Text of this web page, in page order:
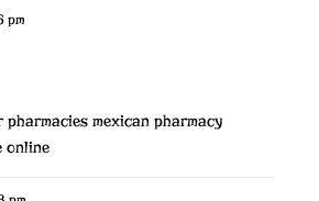
pm
pharmacies mexican pharmacy
online